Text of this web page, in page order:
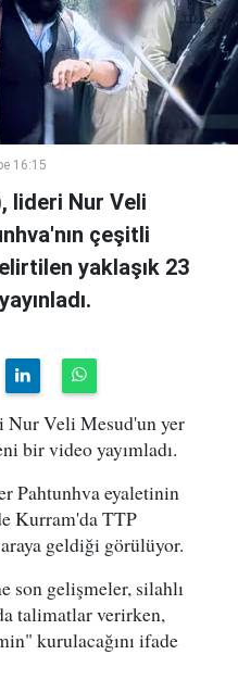
16:15
lideri Nur Veli
çeşitli
yaklaşık 23
Nur Veli Mesud'un yer
bir video yayımladı.
Pahtunhva eyaletinin
Kurram'da TTP
geldiği görülüyor.
son gelişmeler, silahlı
talimatlar verirken,
kurulacağını ifade